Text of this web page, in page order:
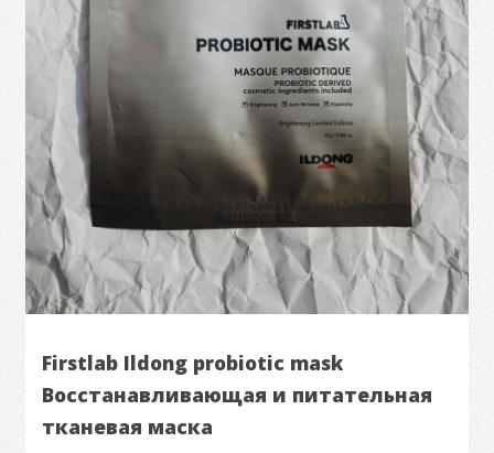
Firstlab Ildong probiotic mask
Восстанавливающая и питательная
тканевая маска